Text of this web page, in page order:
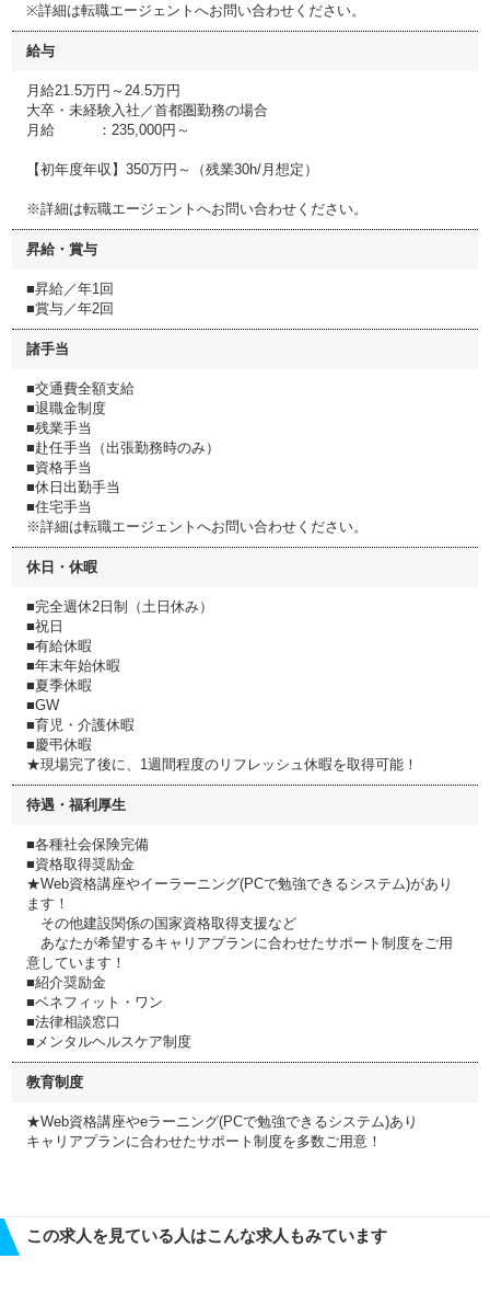
※詳細は転職エージェントへお問い合わせください。
給与
月給21.5万円～24.5万円
大卒・未経験入社／首都圏勤務の場合
月給 ：235,000円～
【初年度年収】350万円～（残業30h/月想定）
※詳細は転職エージェントへお問い合わせください。
昇給・賞与
■昇給／年1回
■賞与／年2回
諸手当
■交通費全額支給
■退職金制度
■残業手当
■赴任手当（出張勤務時のみ）
■資格手当
■休日出勤手当
■住宅手当
※詳細は転職エージェントへお問い合わせください。
休日・休暇
■完全週休2日制（土日休み）
■祝日
■有給休暇
■年末年始休暇
■夏季休暇
■GW
■育児・介護休暇
■慶弔休暇
★現場完了後に、1週間程度のリフレッシュ休暇を取得可能！
待遇・福利厚生
■各種社会保険完備
■資格取得奨励金
★Web資格講座やイーラーニング(PCで勉強できるシステム)があり
ます！
その他建設関係の国家資格取得支援など
あなたが希望するキャリアプランに合わせたサポート制度をご用
意しています！
■紹介奨励金
■ベネフィット・ワン
■法律相談窓口
■メンタルヘルスケア制度
教育制度
★Web資格講座やeラーニング(PCで勉強できるシステム)あり
キャリアプランに合わせたサポート制度を多数ご用意！
この求人を見ている人はこんな求人もみています